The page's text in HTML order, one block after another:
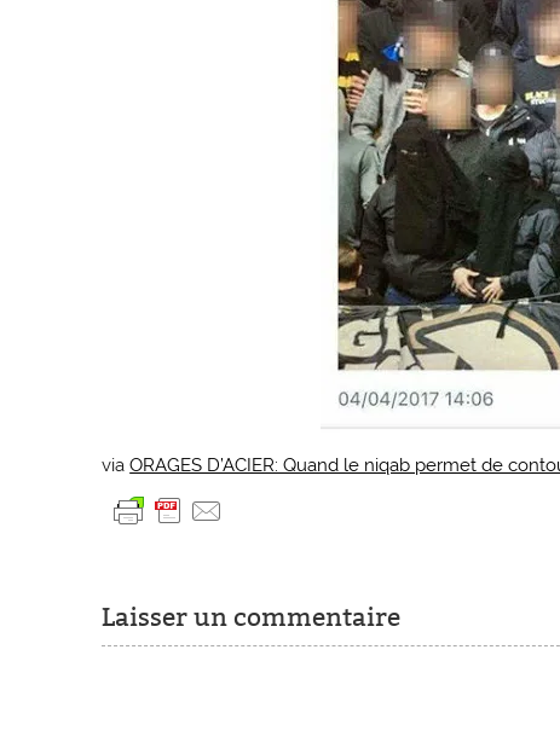
viaORAGES D’ACIER: Quand le niqab permet de
Laisser un commentaire